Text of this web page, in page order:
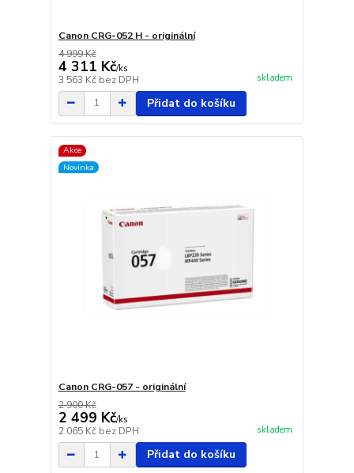
Canon CRG-052 H - originální
4 999 Kč
4 311 Kč/ks
3 563 Kč bez DPH skladem
Přidat do košíku
Akce
Novinka
Canon CRG-057 - originální
2 900 Kč
2 499 Kč/ks
2 065 Kč bez DPH skladem
Přidat do košíku